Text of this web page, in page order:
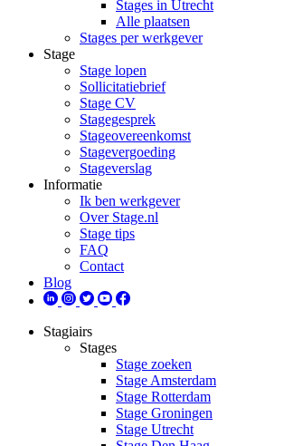
Stages in Utrecht
Alle plaatsen
Stages per werkgever
Stage
Stage lopen
Sollicitatiebrief
Stage CV
Stagegesprek
Stageovereenkomst
Stagevergoeding
Stageverslag
Informatie
Ik ben werkgever
Over Stage.nl
Stage tips
FAQ
Contact
Blog
Stagiairs
Stages
Stage zoeken
Stage Amsterdam
Stage Rotterdam
Stage Groningen
Stage Utrecht